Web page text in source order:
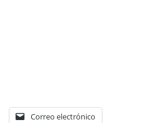
Correo electrónico